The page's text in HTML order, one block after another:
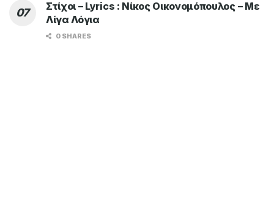
Στίχοι – Lyrics : Νίκος Οικονομόπουλος – Με
Λίγα Λόγια
0 SHARES